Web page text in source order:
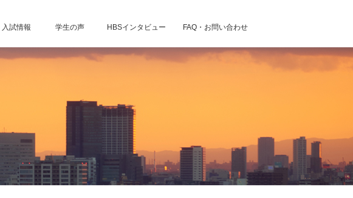
入試情報 学生の声 HBSインタビュー FAQ・お問い合わせ